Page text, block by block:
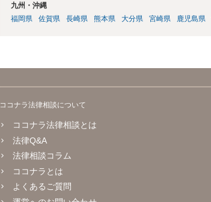
九州・沖縄
福岡県
佐賀県 長崎県 熊本県 大分県 宮崎県 鹿児島県
ココナラ法律相談について
ココナラ法律相談とは
法律Q&A
法律相談コラム
ココナラとは
よくあるご質問